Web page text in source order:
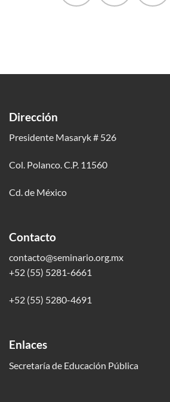
Dirección
Presidente Masaryk # 526
Col. Polanco. C.P. 11560
Cd. de México
Contacto
contacto@seminario.org.mx
+52 (55) 5281-6661
+52 (55) 5280-4691
Enlaces
Secretaría de Educación Pública